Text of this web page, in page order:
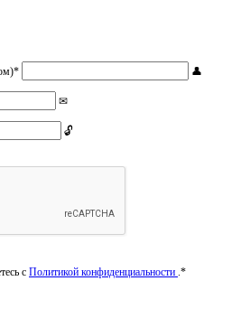
*
с Политикой конфиденциальности .*